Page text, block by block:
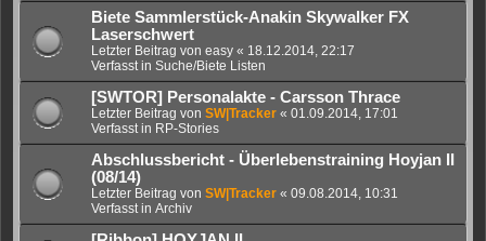
Biete Sammlerstück-Anakin Skywalker FX
Laserschwert
Letzter Beitrag von easy « 18.12.2014, 22:17
Verfasst in Suche/Biete Listen
[SWTOR] Personalakte - Carsson Thrace
Letzter Beitrag von SW|Tracker « 01.09.2014, 17:01
Verfasst in RP-Stories
Abschlussbericht - Überlebenstraining Hoyjan II
(08/14)
Letzter Beitrag von SW|Tracker « 09.08.2014, 10:31
Verfasst in Archiv